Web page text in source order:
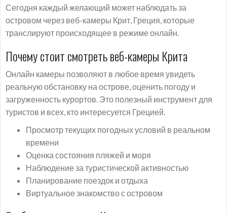
Сегодня каждый желающий может наблюдать за
островом через веб-камеры Крит, Греция, которые
транслируют происходящее в режиме онлайн.
Почему стоит смотреть веб-камеры Крита
Онлайн камеры позволяют в любое время увидеть
реальную обстановку на острове, оценить погоду и
загруженность курортов. Это полезный инструмент для
туристов и всех, кто интересуется Грецией.
Просмотр текущих погодных условий в реальном
времени
Оценка состояния пляжей и моря
Наблюдение за туристической активностью
Планирование поездок и отдыха
Виртуальное знакомство с островом